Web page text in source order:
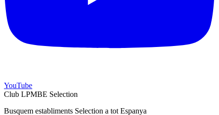
YouTube
Club LPMBE Selection
Busquem establiments Selection a tot Espanya